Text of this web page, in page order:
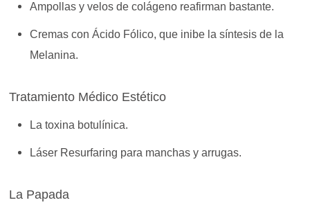
Ampollas y velos de colágeno reafirman bastante.
Cremas con Ácido Fólico, que inibe la síntesis de la
Melanina.
Tratamiento Médico Estético
La toxina botulínica.
Láser Resurfaring para manchas y arrugas.
La Papada